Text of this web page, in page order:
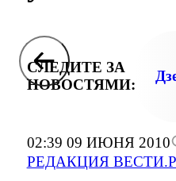
02:39 09 ИЮНЯ 2010
РЕДАКЦИЯ
СЛЕДИТЕ ЗА
НОВОСТЯМИ: